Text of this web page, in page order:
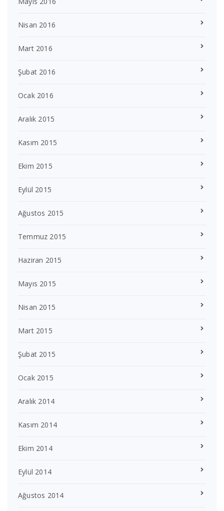
Nisan 2016
Mart 2016
Şubat 2016
Ocak 2016
Aralık 2015
Kasım 2015
Ekim 2015
Eylül 2015
Ağustos 2015
Temmuz 2015
Haziran 2015
Mayıs 2015
Nisan 2015
Mart 2015
Şubat 2015
Ocak 2015
Aralık 2014
Kasım 2014
Ekim 2014
Eylül 2014
Ağustos 2014